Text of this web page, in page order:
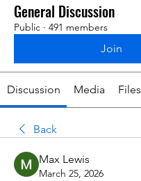
General Discussion
Public · 491 members
Join
Discussion Media Files
Back
Max Lewis
March 25, 2026